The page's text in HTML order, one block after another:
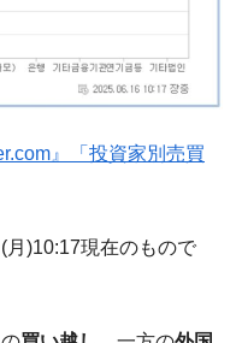
への補助金を全廃 ⇒ 実
6カ月で対前年同期比
ールが着韓！⇒ さっそ
極右勢力」のプラカー
でに18.4GW規模のAIデ
ってば。
』「投資家別売買
月)10:17現在のもので